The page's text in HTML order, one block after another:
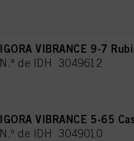
IGORA VIBRANCE 9-7
N.º de IDH 3049612
IGORA VIBRANCE 5-65
N.º de IDH 3049010